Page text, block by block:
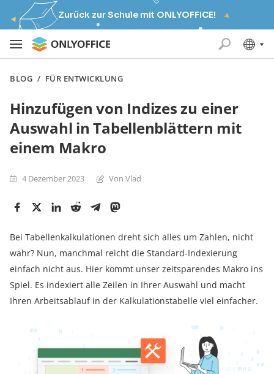
Zurück zur Schule mit ONLYOFFICE!
BLOG / FÜR ENTWICKLUNG
Hinzufügen von Indizes zu einer
Auswahl in Tabellenblättern mit
einem Makro
4 Dezember 2023 Von Vlad
Bei Tabellenkalkulationen dreht sich alles um Zahlen, nicht
wahr? Nun, manchmal reicht die Standard-Indexierung
einfach nicht aus. Hier kommt unser zeitsparendes Makro ins
Spiel. Es indexiert alle Zeilen in Ihrer Auswahl und macht
Ihren Arbeitsablauf in der Kalkulationstabelle viel einfacher.